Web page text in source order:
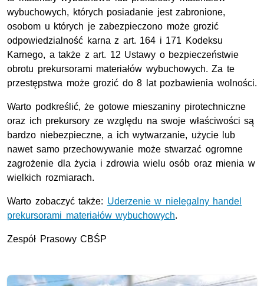
wybuchowych, których posiadanie jest zabronione,
osobom u których je zabezpieczono może grozić
odpowiedzialność karna z art. 164 i 171 Kodeksu
Karnego, a także z art. 12 Ustawy o bezpieczeństwie
obrotu prekursorami materiałów wybuchowych. Za te
przestępstwa może grozić do 8 lat pozbawienia wolności.
Warto podkreślić, że gotowe mieszaniny pirotechniczne
oraz ich prekursory ze względu na swoje właściwości są
bardzo niebezpieczne, a ich wytwarzanie, użycie lub
nawet samo przechowywanie może stwarzać ogromne
zagrożenie dla życia i zdrowia wielu osób oraz mienia w
wielkich rozmiarach.
Warto zobaczyć także: Uderzenie w nielegalny handel
prekursorami materiałów wybuchowych.
Zespół Prasowy CBŚP